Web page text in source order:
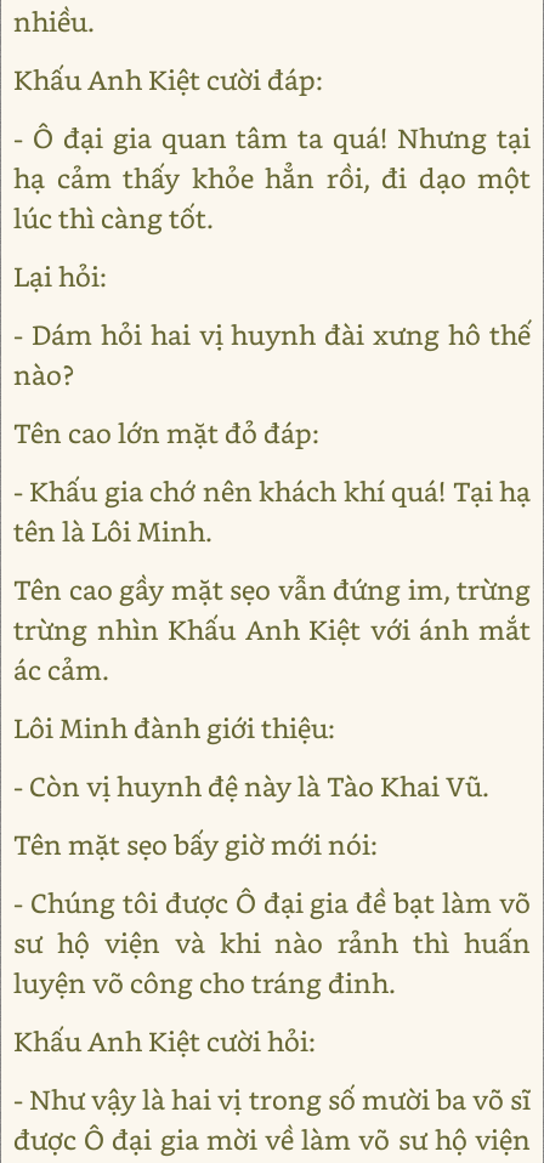
nhiều.
Khấu Anh Kiệt cười đáp:
- Ô đại gia quan tâm ta quá! Nhưng tại
hạ cảm thấy khỏe hẳn rồi, đi dạo một
lúc thì càng tốt.
Lại hỏi:
- Dám hỏi hai vị huynh đài xưng hô thế
nào?
Tên cao lớn mặt đỏ đáp:
- Khấu gia chớ nên khách khí quá! Tại hạ
tên là Lôi Minh.
Tên cao gầy mặt sẹo vẫn đứng im, trừng
trừng nhìn Khấu Anh Kiệt với ánh mắt
ác cảm.
Lôi Minh đành giới thiệu:
- Còn vị huynh đệ này là Tào Khai Vũ.
Tên mặt sẹo bấy giờ mới nói:
- Chúng tôi được Ô đại gia đề bạt làm võ
sư hộ viện và khi nào rảnh thì huấn
luyện võ công cho tráng đinh.
Khấu Anh Kiệt cười hỏi:
- Như vậy là hai vị trong số mười ba võ sĩ
được Ô đại gia mời về làm võ sư hộ viện